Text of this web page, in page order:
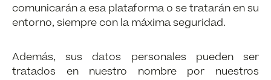
comunicarán a esa plataforma o se tratarán en su
entorno, siempre con la máxima seguridad.
Además, sus datos personales pueden ser
tratados en nuestro nombre por nuestros